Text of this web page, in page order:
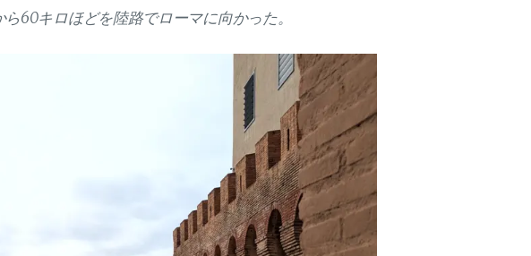
60キロほどを陸路でローマに向かった。